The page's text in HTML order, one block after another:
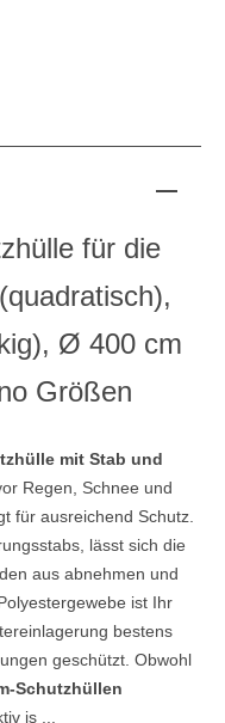
für die
Ø 400 cm
Größen
mit Stab und
Regen, Schnee und
für ausreichend Schutz.
lässt sich die
aus abnehmen und
ist Ihr
bestens
geschützt. Obwohl
Schutzhüllen
is ...